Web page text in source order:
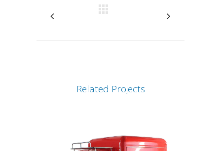
Related Projects